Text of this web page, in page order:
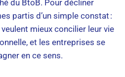
du BtoB. Pour décliner
partis d’un simple constat :
mieux concilier leur vie
et les entreprises se
en ce sens.